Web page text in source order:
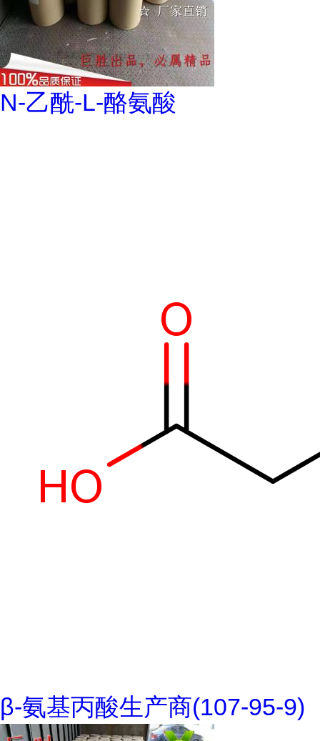
N-乙酰-L-酪氨酸
β-氨基丙酸生产商(107-95-9)